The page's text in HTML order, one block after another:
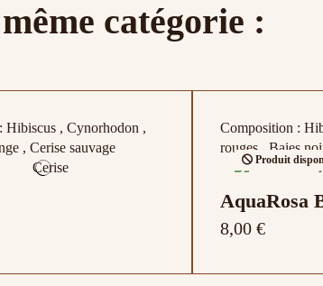
catégorie :
Hibiscus , Cynorhodon ,
, Cerise sauvage
Composition :
rouges , Baies
Produit
AquaRosa
8,00 €